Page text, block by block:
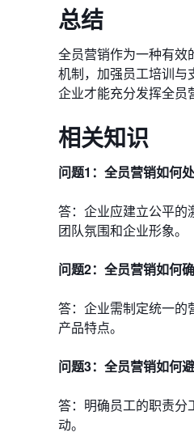
总结
全员营销作为一种有效
机制，加强员工培训与
企业才能充分发挥全员
相关知识
问题1：全员营销如何
答：企业应建立公平的
团队氛围和企业形象。
问题2：全员营销如何
答：企业需制定统一的
产品特点。
问题3：全员营销如何
答：明确员工的职责分
动。